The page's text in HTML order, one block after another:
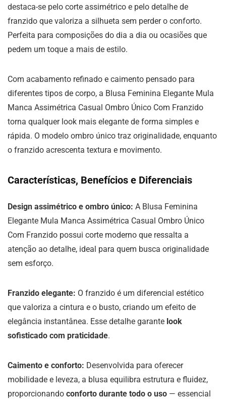
destaca-se pelo corte assimétrico e pelo detalhe de
franzido que valoriza a silhueta sem perder o conforto.
Perfeita para composições do dia a dia ou ocasiões que
pedem um toque a mais de estilo.
Com acabamento refinado e caimento pensado para
diferentes tipos de corpo, a Blusa Feminina Elegante Mula
Manca Assimétrica Casual Ombro Único Com Franzido
torna qualquer look mais elegante de forma simples e
rápida. O modelo ombro único traz originalidade, enquanto
o franzido acrescenta textura e movimento.
Características, Benefícios e Diferenciais
Design assimétrico e ombro único: A Blusa Feminina
Elegante Mula Manca Assimétrica Casual Ombro Único
Com Franzido possui corte moderno que ressalta a
atenção ao detalhe, ideal para quem busca originalidade
sem esforço.
Franzido elegante: O franzido é um diferencial estético
que valoriza a cintura e o busto, criando um efeito de
elegância instantânea. Esse detalhe garante look
sofisticado com praticidade.
Caimento e conforto: Desenvolvida para oferecer
mobilidade e leveza, a blusa equilibra estrutura e fluidez,
proporcionando conforto durante todo o uso — essencial